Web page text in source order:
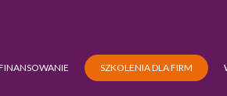
SZKOLENIA DLA FIRM